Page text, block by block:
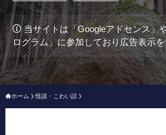
当サイトは「Googleアドセンス」
ログラム」に参加しており広告表示
ホーム 怪談・こわい話